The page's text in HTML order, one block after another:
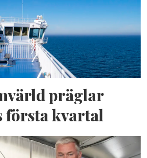
präglar
första kvartal